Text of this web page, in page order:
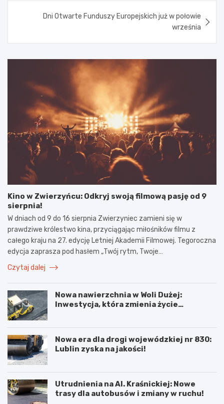
Dni Otwarte Funduszy Europejskich już w połowie
września
Kino w Zwierzyńcu: Odkryj swoją filmową pasję od 9
sierpnia!
W dniach od 9 do 16 sierpnia Zwierzyniec zamieni się w
prawdziwe królestwo kina, przyciągając miłośników filmu z
całego kraju na 27. edycję Letniej Akademii Filmowej. Tegoroczna
edycja zaprasza pod hasłem „Twój rytm, Twoje…
Czytaj dalej
Nowa nawierzchnia w Woli Dużej:
Inwestycja, która zmienia życie
Nowa era dla drogi wojewódzkiej nr 830:
Lublin zyska na jakości!
Utrudnienia na Al. Kraśnickiej: Nowe
trasy dla autobusów i zmiany w ruchu!